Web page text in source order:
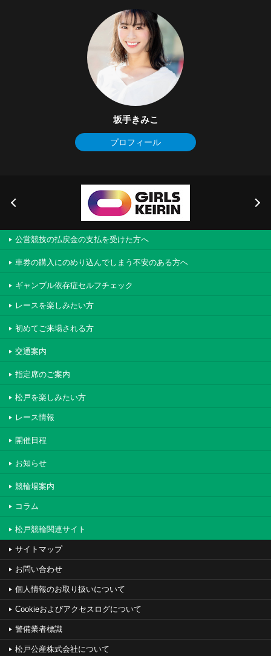
坂手きみこ
プロフィール
公営競技の払戻金の支払を受けた方へ
車券の購入にのめり込んでしまう不安のある方へ
ギャンブル依存症セルフチェック
レースを楽しみたい方
初めてご来場される方
交通案内
指定席のご案内
松戸を楽しみたい方
レース情報
開催日程
お知らせ
競輪場案内
コラム
松戸競輪関連サイト
サイトマップ
お問い合わせ
個人情報のお取り扱いについて
Cookieおよびアクセスログについて
警備業者標識
松戸公産株式会社について